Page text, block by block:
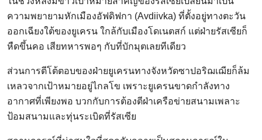
ความพยายามหักเมืองอัฟดิฟกา (Avdiivka) ที่ตั้งอยู่ทางตะวัน
ออกเฉียงใต้ของยูเครน ใกล้กับเมืองโดเนตสก์ แต่ฝ่ายรัสเซียก็
หืดขึ้นคอ เสียทหารพอๆ กับที่บักมุตเลยทีเดียว
ส่วนการตีโต้ตอบของฝ่ายยูเครนทางจังหวัดซาปอริฌเฌียก็ล้ม
เหลวจากเป้าหมายอยู่ไกลโข เพราะยูเครนขาดกำลังทาง
อากาศที่เพียงพอ บวกกับการต้องตีฝ่าเครือข่ายสนามเพลาะ
ป้อมสนามและทุ่นระเบิดที่รัสเซีย